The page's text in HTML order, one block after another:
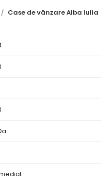
Case de vânzare Alba Iulia
sunt de inalta calitate,
curtea pavata, spatii verzi si